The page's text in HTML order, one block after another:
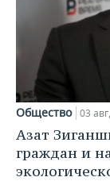
Общество 03
Азат
граждан и